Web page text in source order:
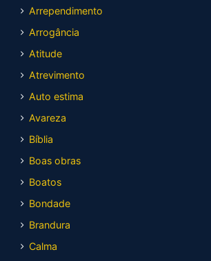
Arrependimento
Arrogância
Atitude
Atrevimento
Auto estima
Avareza
Bíblia
Boas obras
Boatos
Bondade
Brandura
Calma